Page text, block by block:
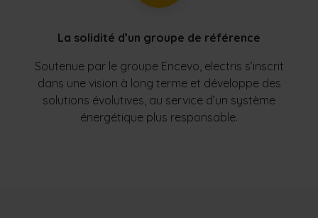
La solidité d’un groupe de référence
Soutenue par le groupe Encevo, electris s’inscrit
dans une vision à long terme et développe des
solutions évolutives, au service d’un système
énergétique plus responsable.